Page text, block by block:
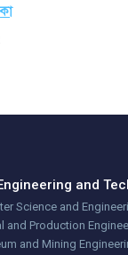
and
Science and
and Production
and Mining